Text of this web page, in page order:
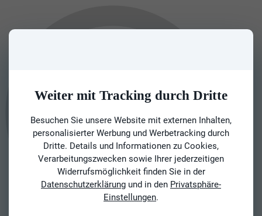
Weiter mit Tracking durch Dritte
Besuchen Sie unsere Website mit externen Inhalten,
personalisierter Werbung und Werbetracking durch
Dritte. Details und Informationen zu Cookies,
Verarbeitungszwecken sowie Ihrer jederzeitigen
Widerrufsmöglichkeit finden Sie in der
Datenschutzerklärung und in den Privatsphäre-
Einstellungen.